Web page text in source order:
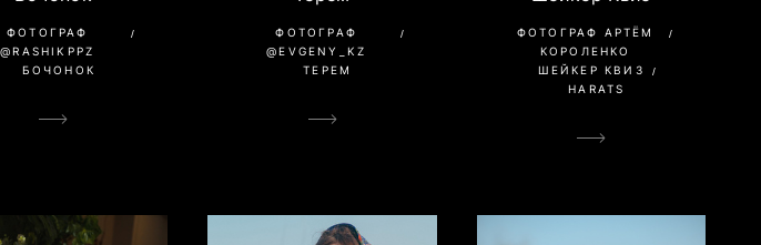
ФОТОГРАФ
@RASHIKPPZ
БОЧОНОК
ФОТОГРАФ
@EVGENY_KZ
ТЕРЕМ
ФОТОГРАФ АРТЁМ
КОРОЛЕНКО
ШЕЙКЕР КВИЗ
HARATS